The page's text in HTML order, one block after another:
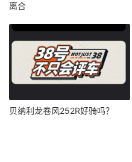
离合
贝纳利龙卷风252R好骑吗？